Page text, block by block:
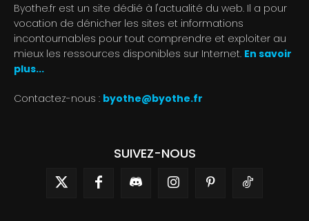
Byothe.fr est un site dédié à l'actualité du web. Il a pour
vocation de dénicher les sites et informations
incontournables pour tout comprendre et exploiter au
mieux les ressources disponibles sur Internet. En savoir
plus...
Contactez-nous : byothe@byothe.fr
SUIVEZ-NOUS